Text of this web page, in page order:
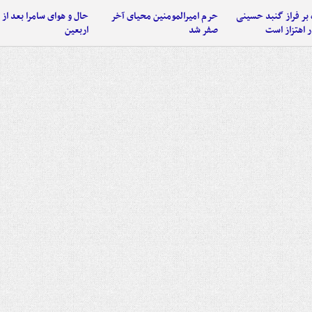
بر فراز گنبد حسینی
اهتزاز است
حرم امیرالمومنین محیای آخر
صفر شد
حال و هوای سامرا بعد از
اربعین